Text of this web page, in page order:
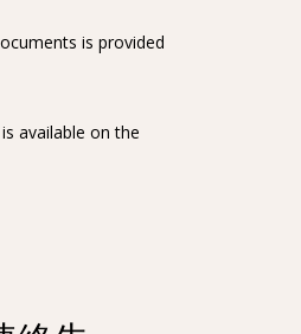
is provided
available on the